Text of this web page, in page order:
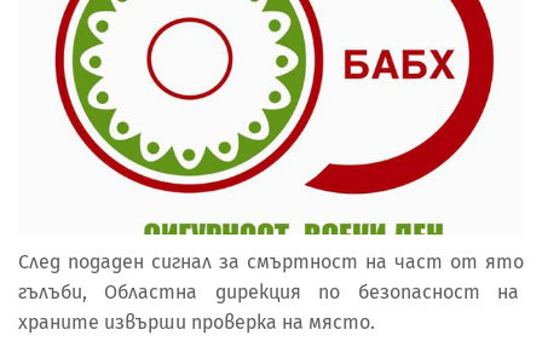
След подаден сигнал за смъртност на част от ято
гълъби, Областна дирекция по безопасност на
храните извърши проверка на място.